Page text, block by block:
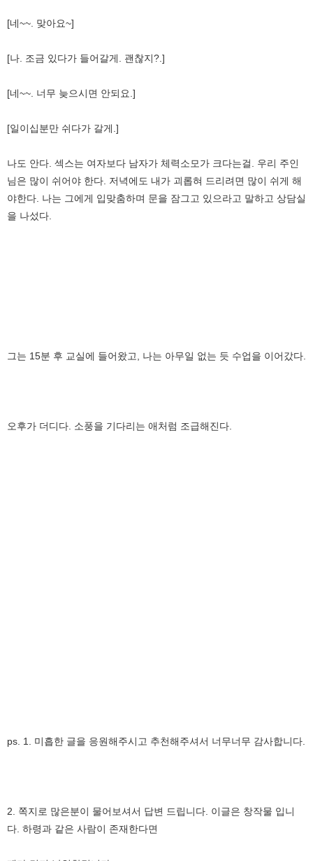
[네~~. 맞아요~]
[나. 조금 있다가 들어갈게. 괜찮지?.]
[네~~. 너무 늦으시면 안되요.]
[일이십분만 쉬다가 갈게.]
나도 안다. 섹스는 여자보다 남자가 체력소모가 크다는걸. 우리 주인
님은 많이 쉬어야 한다. 저녁에도 내가 괴롭혀 드리려면 많이 쉬게 해
야한다. 나는 그에게 입맞춤하며 문을 잠그고 있으라고 말하고 상담실
을 나섰다.
그는 15분 후 교실에 들어왔고, 나는 아무일 없는 듯 수업을 이어갔다.
오후가 더디다. 소풍을 기다리는 애처럼 조급해진다.
ps. 1. 미흡한 글을 응원해주시고 추천해주셔서 너무너무 감사합니다.
2. 쪽지로 많은분이 물어보셔서 답변 드립니다. 이글은 창작물 입니
다. 하령과 같은 사람이 존재한다면